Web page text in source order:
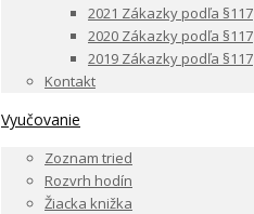
2021 Zákazky podľa §117
2020 Zákazky podľa §117
2019 Zákazky podľa §117
Kontakt
Vyučovanie
Zoznam tried
Rozvrh hodín
Žiacka knižka